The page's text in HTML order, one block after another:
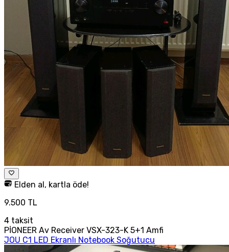
Elden al, kartla öde!
9.500 TL
4 taksit
PİONEER Av Receiver VSX-323-K 5+1 Amfi
JOU C1 LED Ekranlı Notebook Soğutucu